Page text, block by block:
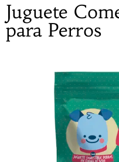
Juguete
para Perros